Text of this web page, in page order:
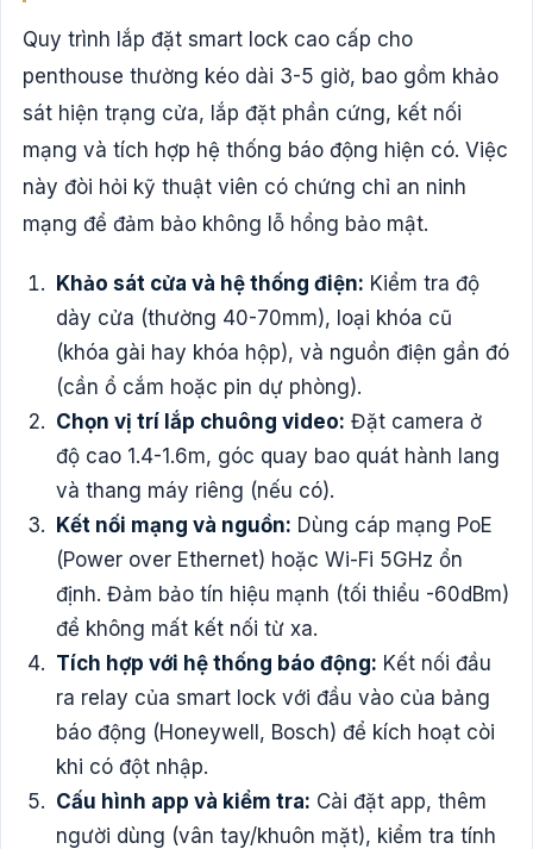
Quy trình lắp đặt smart lock cao cấp cho
penthouse thường kéo dài 3-5 giờ, bao gồm khảo
sát hiện trạng cửa, lắp đặt phần cứng, kết nối
mạng và tích hợp hệ thống báo động hiện có. Việc
này đòi hỏi kỹ thuật viên có chứng chỉ an ninh
mạng để đảm bảo không lỗ hổng bảo mật.
Khảo sát cửa và hệ thống điện: Kiểm tra độ
dày cửa (thường 40-70mm), loại khóa cũ
(khóa gài hay khóa hộp), và nguồn điện gần đó
(cần ổ cắm hoặc pin dự phòng).
Chọn vị trí lắp chuông video: Đặt camera ở
độ cao 1.4-1.6m, góc quay bao quát hành lang
và thang máy riêng (nếu có).
Kết nối mạng và nguồn: Dùng cáp mạng PoE
(Power over Ethernet) hoặc Wi-Fi 5GHz ổn
định. Đảm bảo tín hiệu mạnh (tối thiểu -60dBm)
để không mất kết nối từ xa.
Tích hợp với hệ thống báo động: Kết nối đầu
ra relay của smart lock với đầu vào của bảng
báo động (Honeywell, Bosch) để kích hoạt còi
khi có đột nhập.
Cấu hình app và kiểm tra: Cài đặt app, thêm
người dùng (vân tay/khuôn mặt), kiểm tra tính